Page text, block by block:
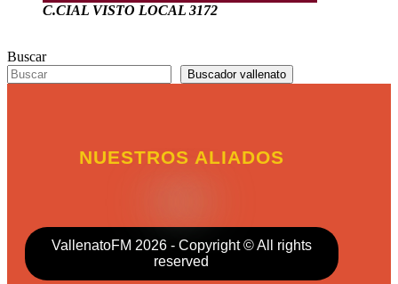
C.CIAL VISTO LOCAL 3172
Buscar
Buscador vallenato
NUESTROS ALIADOS
VallenatoFM 2026 - Copyright © All rights
reserved